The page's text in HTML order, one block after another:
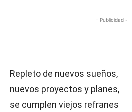
- Publicidad -
Repleto de nuevos sueños,
nuevos proyectos y planes,
se cumplen viejos refranes